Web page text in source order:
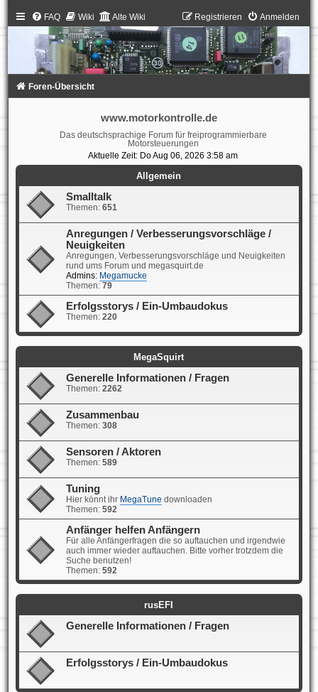
FAQ Wiki Alte Wiki Anmelden
Registrieren
Foren-Übersicht
www.motorkontrolle.de
Das deutschsprachige Forum für freiprogrammierbare
Motorsteuerungen
Aktuelle Zeit: Do Aug 06, 2026 3:58 am
Allgemein
Smalltalk
Themen: 651
Anregungen / Verbesserungsvorschläge /
Neuigkeiten
Anregungen, Verbesserungsvorschläge und Neuigkeiten
rund ums Forum und megasquirt.de
Admins: Megamucke
Themen: 79
Erfolgsstorys / Ein-Umbaudokus
Themen: 220
MegaSquirt
Generelle Informationen / Fragen
Themen: 2262
Zusammenbau
Themen: 308
Sensoren / Aktoren
Themen: 589
Tuning
Hier könnt ihr MegaTune downloaden
Themen: 592
Anfänger helfen Anfängern
Für alle Anfängerfragen die so auftauchen und irgendwie
auch immer wieder auftauchen. Bitte vorher trotzdem die
Suche benutzen!
Themen: 592
rusEFI
Generelle Informationen / Fragen
Erfolgsstorys / Ein-Umbaudokus